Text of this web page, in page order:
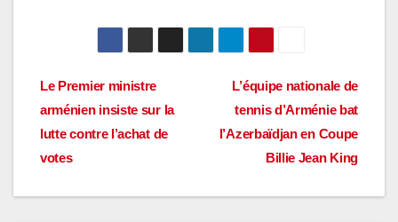
Navigation
de
l’article
L’équipe nationale de
tennis d’Arménie bat
l’Azerbaïdjan en Coupe
Billie Jean King
Le Premier ministre
arménien insiste sur la
lutte contre l’achat de
votes